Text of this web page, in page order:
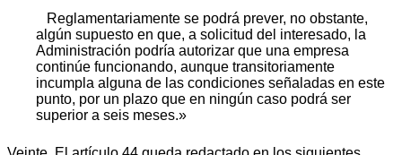
Reglamentariamente se podrá prever, no obstante,
algún supuesto en que, a solicitud del interesado, la
Administración podría autorizar que una empresa
continúe funcionando, aunque transitoriamente
incumpla alguna de las condiciones señaladas en este
punto, por un plazo que en ningún caso podrá ser
superior a seis meses.»